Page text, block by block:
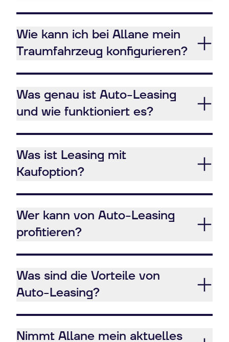
Wie kann ich bei Allane mein
Traumfahrzeug konfigurieren?
Was genau ist Auto-Leasing
und wie funktioniert es?
Was ist Leasing mit
Kaufoption?
Wer kann von Auto-Leasing
profitieren?
Was sind die Vorteile von
Auto-Leasing?
Nimmt Allane mein aktuelles